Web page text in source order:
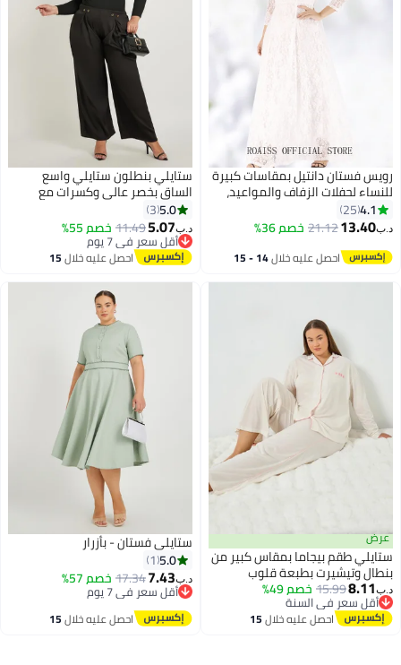
رويس فستان دانتيل بمقاسات كبيرة
للنساء لحفلات الزفاف والمواعيد،
فستان ميدي طويل بلون موحد،
فستان سهرة أنيق بأكمام ثلاثة أرباع
شفافة وياقة قارب وحافة واسعة،
أبيض
4.1
25
د.ب‏13.40
21.12خصم 36%
احصل عليه خلال 14 - 15
ستايلي بنطلون ستايلي واسع
الساق بخصر عالي وكسرات مع
تفاصيل أزرار
5.0
3
د.ب‏5.07
11.49خصم 55%
أقل سعر في 7 يوم
أقل سعر في 7 يوماحصل عليه خلال15
عرض
ستايلي طقم بيجاما بمقاس كبير من
بنطال وتيشيرت بطبعة قلوب
د.ب‏8.11
15.99خصم 49%
أقل سعر في السنة
أقل سعر في السنة
احصل عليه خلال15
ستايلي فستان - بأزرار
5.0
1
د.ب‏7.43
17.34خصم 57%
أقل سعر في 7 يوم
أقل سعر في 7 يوم
احصل عليه خلال15